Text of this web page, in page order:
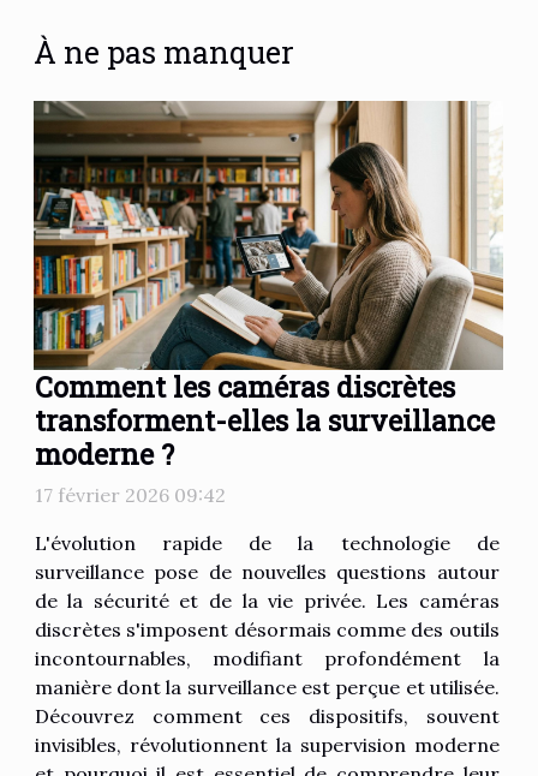
À ne pas manquer
Comment les caméras discrètes
transforment-elles la surveillance
moderne ?
17 février 2026 09:42
L'évolution rapide de la technologie de
surveillance pose de nouvelles questions autour
de la sécurité et de la vie privée. Les caméras
discrètes s'imposent désormais comme des outils
incontournables, modifiant profondément la
manière dont la surveillance est perçue et utilisée.
Découvrez comment ces dispositifs, souvent
invisibles, révolutionnent la supervision moderne